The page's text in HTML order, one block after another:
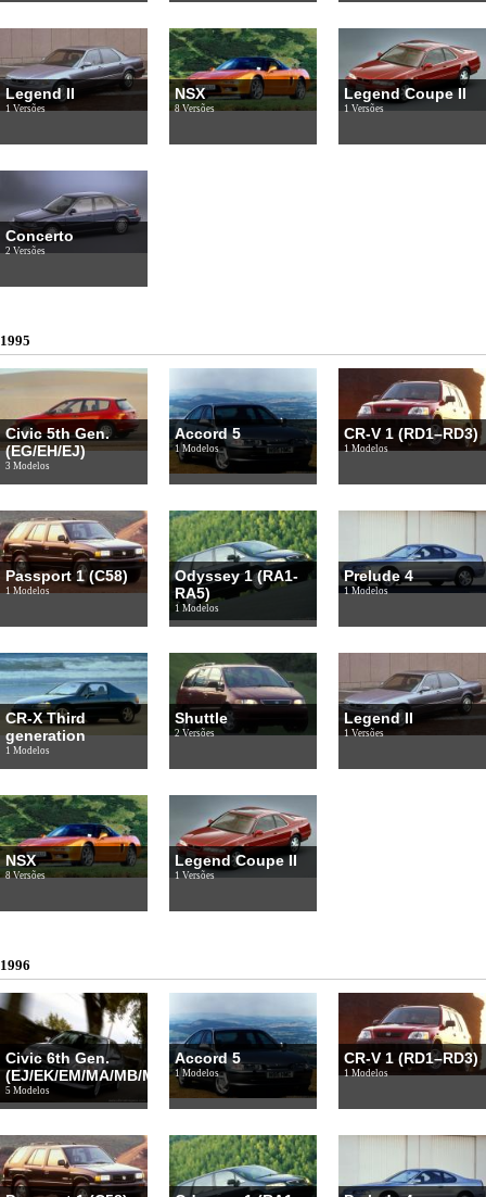
Legend II
1 Versões
NSX
8 Versões
Legend Coupe II
1 Versões
Concerto
2 Versões
1995
Civic 5th Gen.
(EG/EH/EJ)
3 Modelos
Accord 5
1 Modelos
CR-V 1 (RD1–RD3)
1 Modelos
Passport 1 (C58)
1 Modelos
Odyssey 1 (RA1-
RA5)
1 Modelos
Prelude 4
1 Modelos
CR-X Third
generation
1 Modelos
Shuttle
2 Versões
Legend II
1 Versões
NSX
8 Versões
Legend Coupe II
1 Versões
1996
Civic 6th Gen.
(EJ/EK/EM/MA/MB/MC)
5 Modelos
Accord 5
1 Modelos
CR-V 1 (RD1–RD3)
1 Modelos